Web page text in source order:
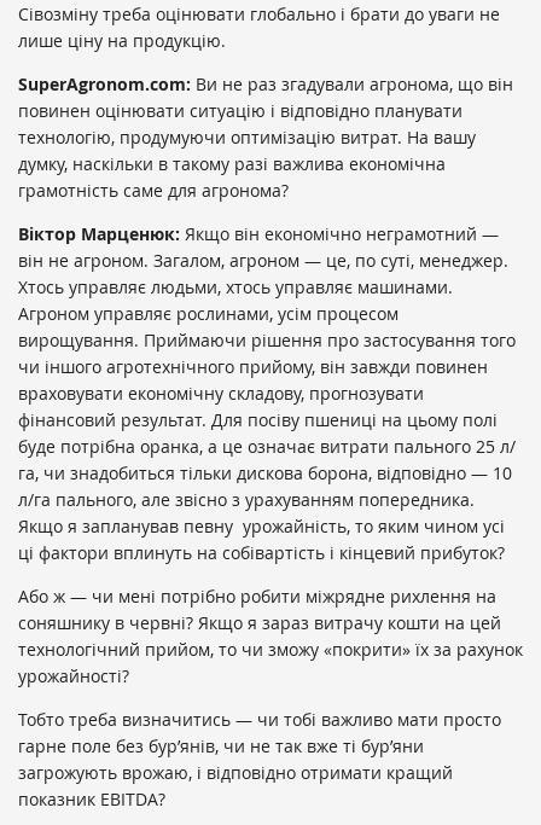
Сівозміну треба оцінювати глобально і брати до уваги не
лише ціну на продукцію.
SuperAgronom.com: Ви не раз згадували агронома, що він
повинен оцінювати ситуацію і відповідно планувати
технологію, продумуючи оптимізацію витрат. На вашу
думку, наскільки в такому разі важлива економічна
грамотність саме для агронома?
Віктор Марценюк: Якщо він економічно неграмотний —
він не агроном. Загалом, агроном — це, по суті, менеджер.
Хтось управляє людьми, хтось управляє машинами.
Агроном управляє рослинами, усім процесом
вирощування. Приймаючи рішення про застосування того
чи іншого агротехнічного прийому, він завжди повинен
враховувати економічну складову, прогнозувати
фінансовий результат. Для посіву пшениці на цьому полі
буде потрібна оранка, а це означає витрати пального 25 л/
га, чи знадобиться тільки дискова борона, відповідно — 10
л/га пального, але звісно з урахуванням попередника.
Якщо я запланував певну урожайність, то яким чином усі
ці фактори вплинуть на собівартість і кінцевий прибуток?
Або ж — чи мені потрібно робити міжрядне рихлення на
соняшнику в червні? Якщо я зараз витрачу кошти на цей
технологічний прийом, то чи зможу «покрити» їх за рахунок
урожайності?
Тобто треба визначитись — чи тобі важливо мати просто
гарне поле без бур’янів, чи не так вже ті бур’яни
загрожують врожаю, і відповідно отримати кращий
показник EBITDA?